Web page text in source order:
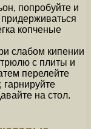
попробуйте и
копченые
слабом кипении
с плиты и
перелейте
гарнируйте
на стол.